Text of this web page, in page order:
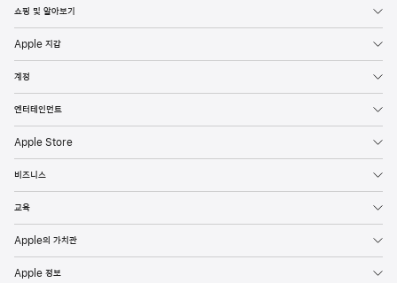
l쇼핑 및 알아보기
Apple 지갑
계정
엔터테인먼트
Apple Store
비즈니스
교육
Apple의 가치관
Apple 정보